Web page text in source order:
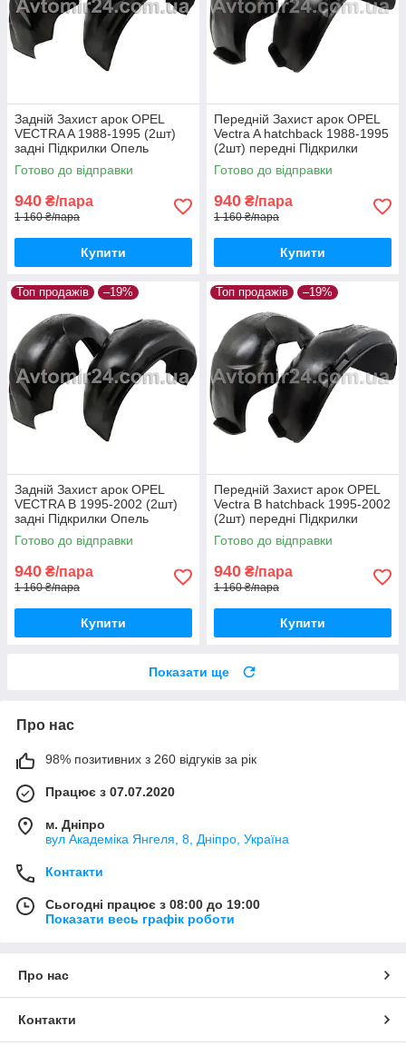
Задній Захист арок OPEL
VECTRA A 1988-1995 (2шт)
задні Підкрилки Опель
Вектра А пара задніх
Готово до відправки
940 ₴/пара
1 160 ₴/пара
Купити
Передній Захист арок OPEL
Vectra A hatchback 1988-1995
(2шт) передні Підкрилки
Опель Вектра А хетчбек пара
передніх
Готово до відправки
940 ₴/пара
1 160 ₴/пара
Купити
Топ продажів –19%
Задній Захист арок OPEL
VECTRA B 1995-2002 (2шт)
задні Підкрилки Опель
Вектра Б пара задніх
Готово до відправки
940 ₴/пара
1 160 ₴/пара
Купити
Топ продажів –19%
Передній Захист арок OPEL
Vectra B hatchback 1995-2002
(2шт) передні Підкрилки
Опель Вектра Б хетчбек пара
передніх
Готово до відправки
940 ₴/пара
1 160 ₴/пара
Купити
Показати ще
Про нас
98% позитивних з 260 відгуків за рік
Працює з 07.07.2020
м. Дніпро
вул Академіка Янгеля, 8, Дніпро, Україна
Контакти
Сьогодні працює з 08:00 до 19:00
Показати весь графік роботи
Про нас
Контакти